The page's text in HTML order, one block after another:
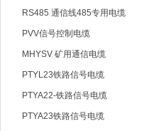
RS485 通信线485专用电缆
PVV信号控制电缆
MHYSV 矿用通信电缆
PTYL23铁路信号电缆
PTYA22-铁路信号电缆
PTYA23铁路信号电缆